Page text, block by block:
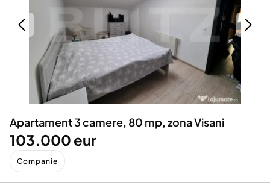
Servicii
Animale de companie
Afaceri și echipamente profesionale
Inchiriere Bunuri si Vehicule
Utilaje agricole si industriale
Piese auto si accesorii
Dacia Duster
Apartament 3 camere, 80 mp, zona Visani
103.000 eur
Companie